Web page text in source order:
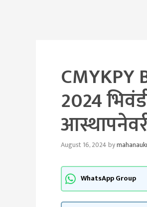
2024
August 16, 2024by
WhatsApp Group